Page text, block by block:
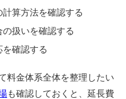
算方法を確認する
扱いを確認する
確認する
料金体系全体を整理したい
も確認しておくと、延長費